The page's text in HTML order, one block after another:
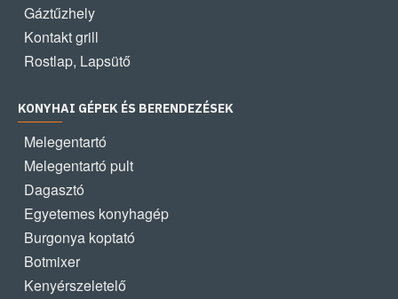
Gáztűzhely
Kontakt grill
Rostlap, Lapsütő
KONYHAI GÉPEK ÉS BERENDEZÉSEK
Melegentartó
Melegentartó pult
Dagasztó
Egyetemes konyhagép
Burgonya koptató
Botmixer
Kenyérszeletelő